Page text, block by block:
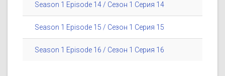
Season 1 Episode 14 / Сезон 1 Серия 14
Season 1 Episode 15 / Сезон 1 Серия 15
Season 1 Episode 16 / Сезон 1 Серия 16